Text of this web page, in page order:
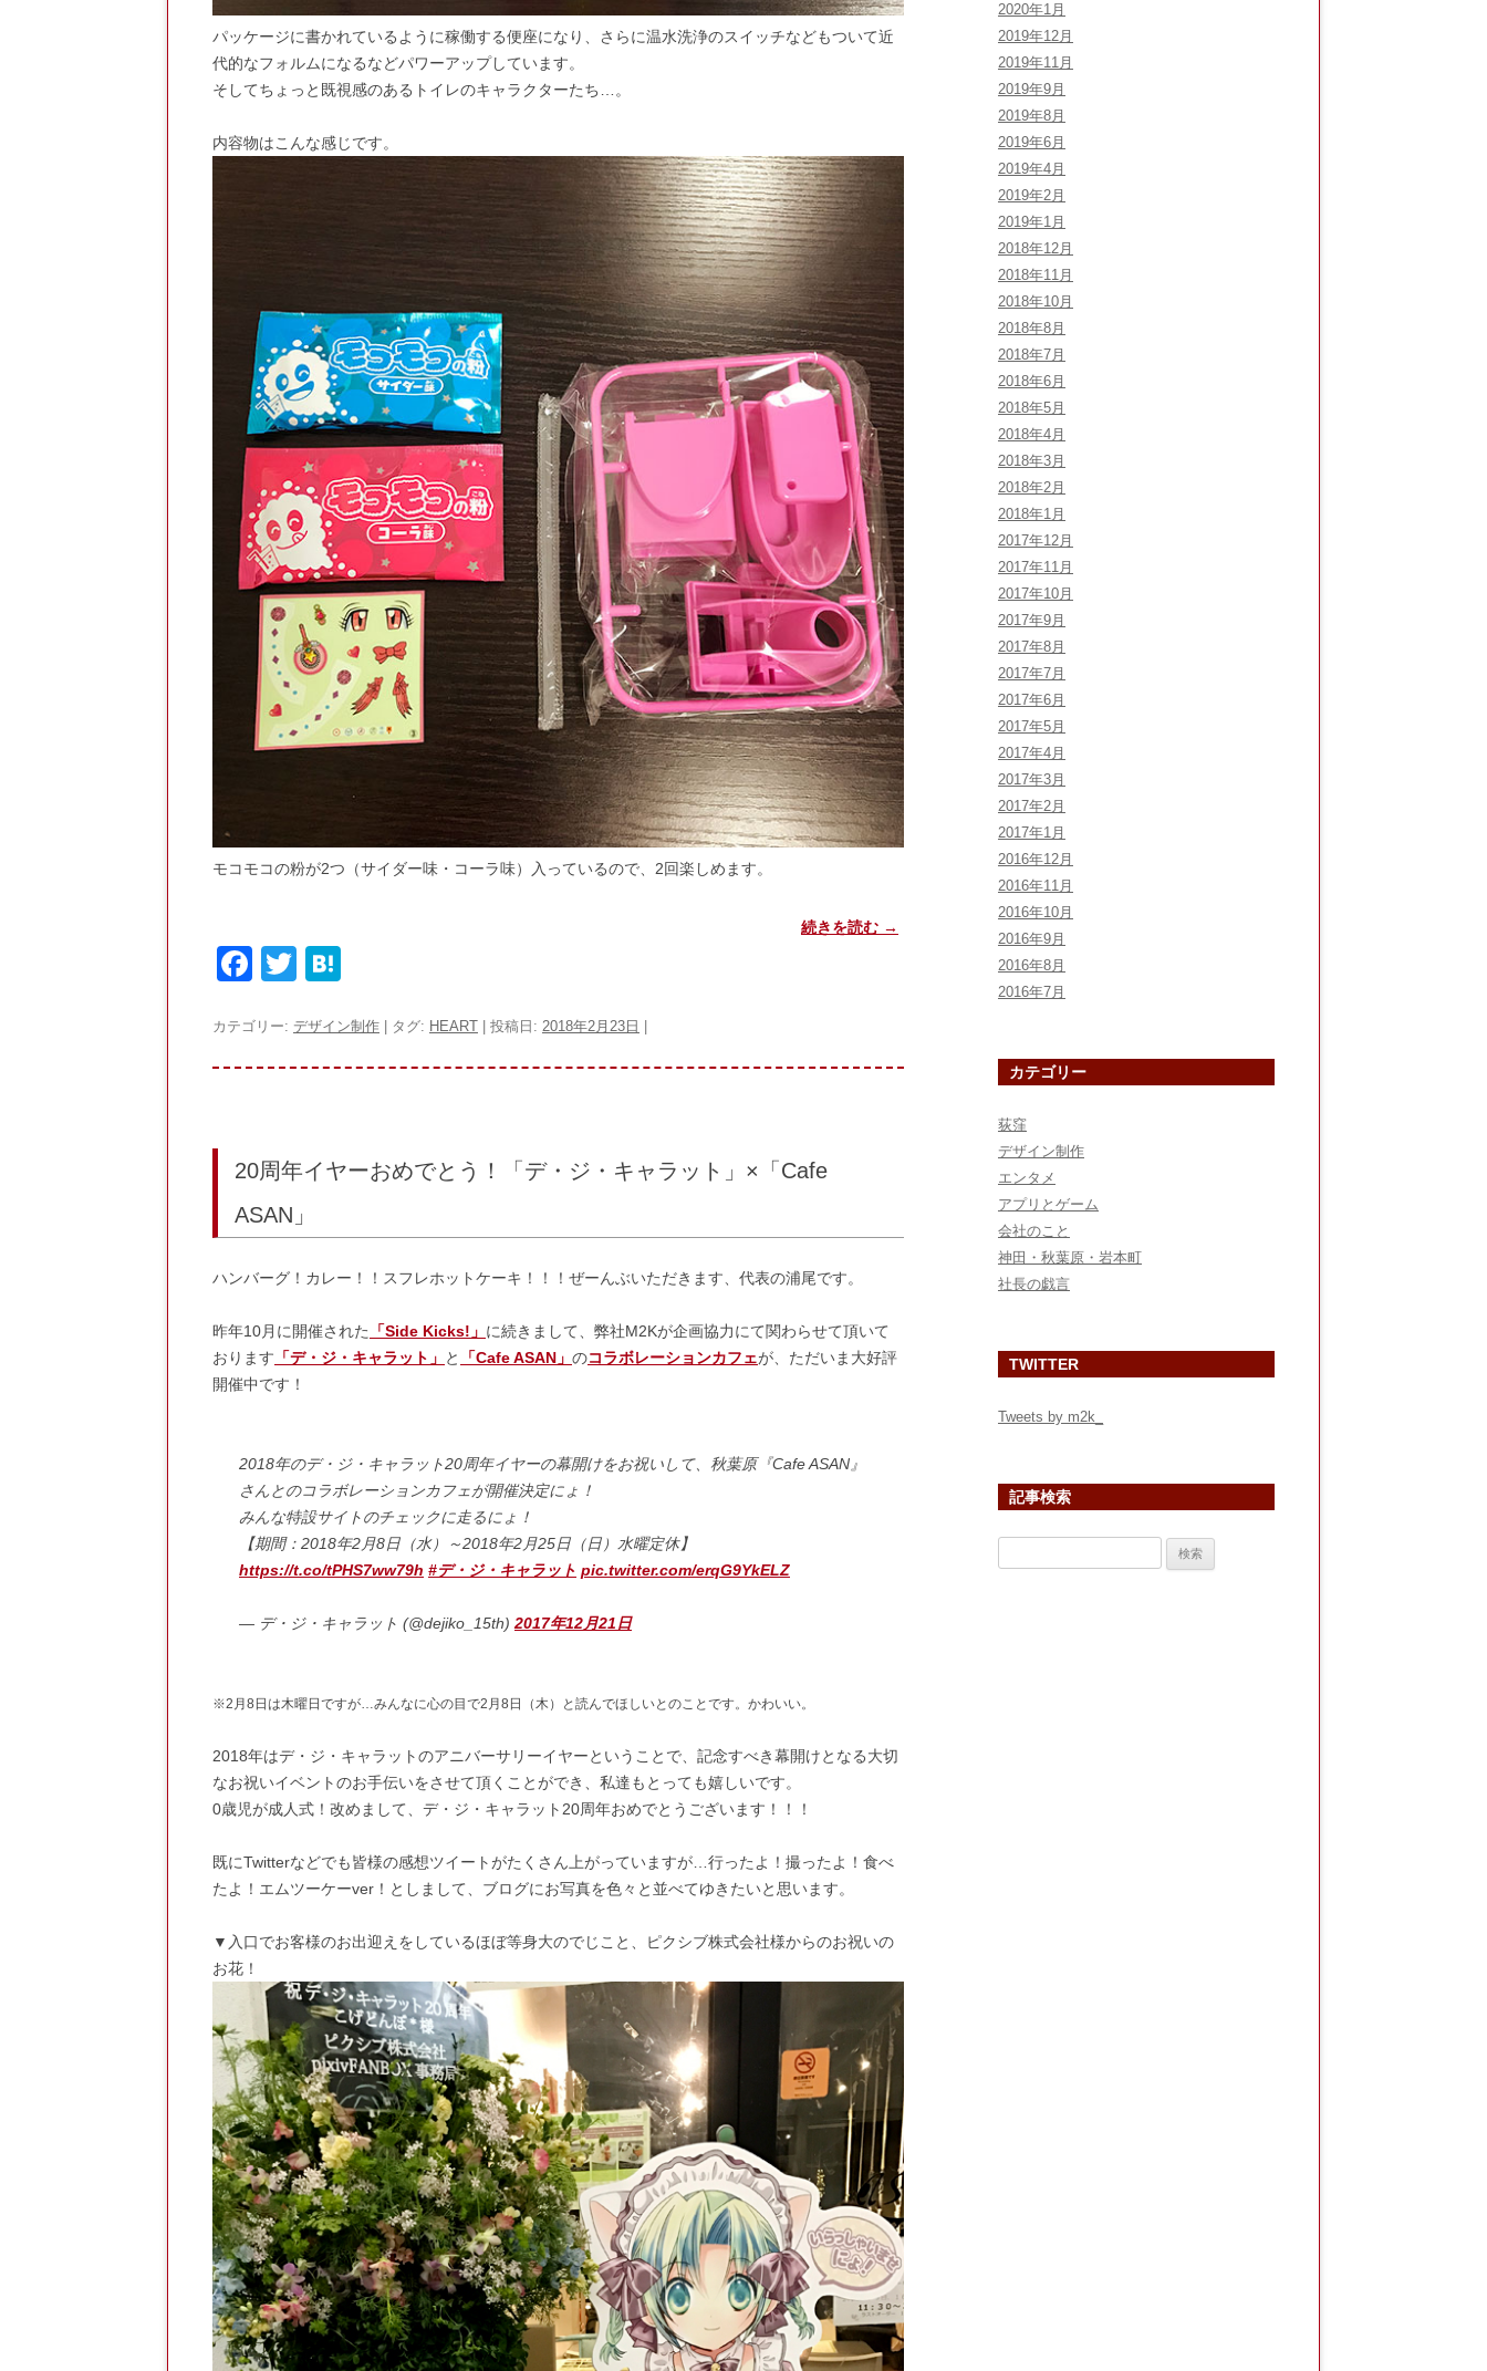
パッケージに書かれているように稼働する便座になり、さらに温水洗浄のスイッチなどもついて近
代的なフォルムになるなどパワーアップしています。
そしてちょっと既視感のあるトイレのキャラクターたち…。
内容物はこんな感じです。
モコモコの粉が2つ（サイダー味・コーラ味）入っているので、2回楽しめます。
続きを読む →
F
c
e
o
k
T
itt
er
e
n
カテゴリー: デザイン制作 | タグ: HEART | 投稿日: 2018年2月23日
20周年イヤーおめでとう！「デ・ジ・キャラット」×「Cafe
ASAN」
ハンバーグ！カレー！！スフレホットケーキ！！！ぜーんぶいただきます、代表の浦尾です。
昨年10月に開催された 「Side Kicks!」 に続きまして、弊社M2Kが企画協力にて関わらせて頂いて
おります 「デ・ジ・キャラット」 と 「Cafe ASAN」 のコラボレーションカフェが、ただいま大好評
開催中です！
2018年のデ・ジ・キャラット20周年イヤーの幕開けをお祝いして、秋葉原『Cafe ASAN』
さんとのコラボレーションカフェが開催決定にょ！
みんな特設サイトのチェックに走るにょ！
【期間：2018年2月8日（水）～2018年2月25日（日）水曜定休】
https://t.co/tPHS7ww79h #デ・ジ・キャラット pic.twitter.com/erqG9YkELZ
— デ・ジ・キャラット (@dejiko_15th) 2017年12月21日
※2月8日は木曜日ですが…みんなに心の目で2月8日（木）と読んでほしいとのことです。かわいい。
2018年はデ・ジ・キャラットのアニバーサリーイヤーということで、記念すべき幕開けとなる大切
なお祝いイベントのお手伝いをさせて頂くことができ、私達もとっても嬉しいです。
0歳児が成人式！改めまして、デ・ジ・キャラット20周年おめでとうございます！！！
既にTwitterなどでも皆様の感想ツイートがたくさん上がっていますが…行ったよ！撮ったよ！食べ
たよ！エムツーケーver！としまして、ブログにお写真を色々と並べてゆきたいと思います。
▼入口でお客様のお出迎えをしているほぼ等身大のでじこと、ピクシブ株式会社様からのお祝いの
お花！
2020年1月
2019年12月
2019年11月
2019年9月
2019年8月
2019年6月
2019年4月
2019年2月
2019年1月
2018年12月
2018年11月
2018年10月
2018年8月
2018年7月
2018年6月
2018年5月
2018年4月
2018年3月
2018年2月
2018年1月
2017年12月
2017年11月
2017年10月
2017年9月
2017年8月
2017年7月
2017年6月
2017年5月
2017年4月
2017年3月
2017年2月
2017年1月
2016年12月
2016年11月
2016年10月
2016年9月
2016年8月
2016年7月
カテゴリー
荻窪
デザイン制作
エンタメ
アプリとゲーム
会社のこと
神田・秋葉原・岩本町
社長の戯言
TWITTER
Tweets by m2k_
記事検索